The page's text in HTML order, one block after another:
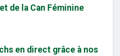
de la Can Féminine
en direct grâce à nos